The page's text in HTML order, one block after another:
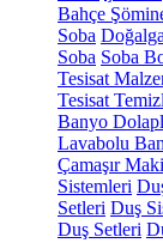
Bahçe
Soba
Soba Soba
Tesisat
Tesisat
Banyo
Lavabolu
Çamaşır
Sistemleri
Setleri Duş
Duş Setleri